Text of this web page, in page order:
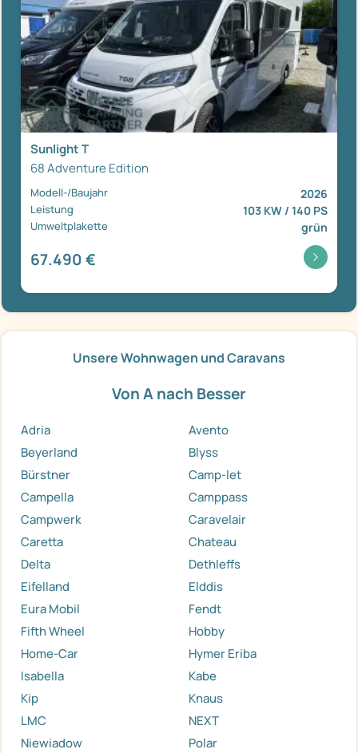
Sunlight T
68 Adventure Edition
Modell-/Baujahr 2026
Leistung 103 KW / 140 PS
Umweltplakette grün
67.490 €
Unsere Wohnwagen und Caravans
Von A nach Besser
Adria
Avento
Beyerland
Blyss
Bürstner
Camp-let
Campella
Camppass
Campwerk
Caravelair
Caretta
Chateau
Delta
Dethleffs
Eifelland
Elddis
Eura Mobil
Fendt
Fifth Wheel
Hobby
Home-Car
Hymer Eriba
Isabella
Kabe
Kip
Knaus
LMC
NEXT
Niewiadow
Polar